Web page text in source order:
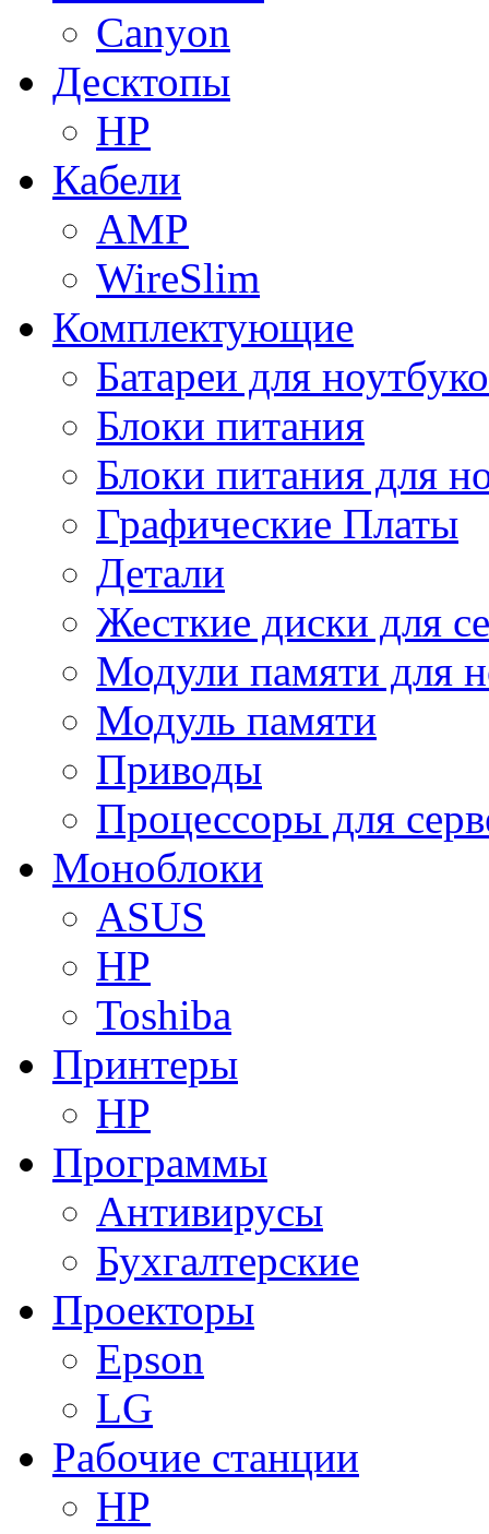
Canyon
Десктопы
HP
Кабели
AMP
WireSlim
Комплектующие
Батареи для
Блоки питания
Блоки питания для
Графические Платы
Детали
Жесткие диски для
Модули памяти для
Модуль памяти
Приводы
Процессоры для
Моноблоки
ASUS
HP
Toshiba
Принтеры
HP
Программы
Антивирусы
Бухгалтерские
Проекторы
Epson
LG
Рабочие станции
HP